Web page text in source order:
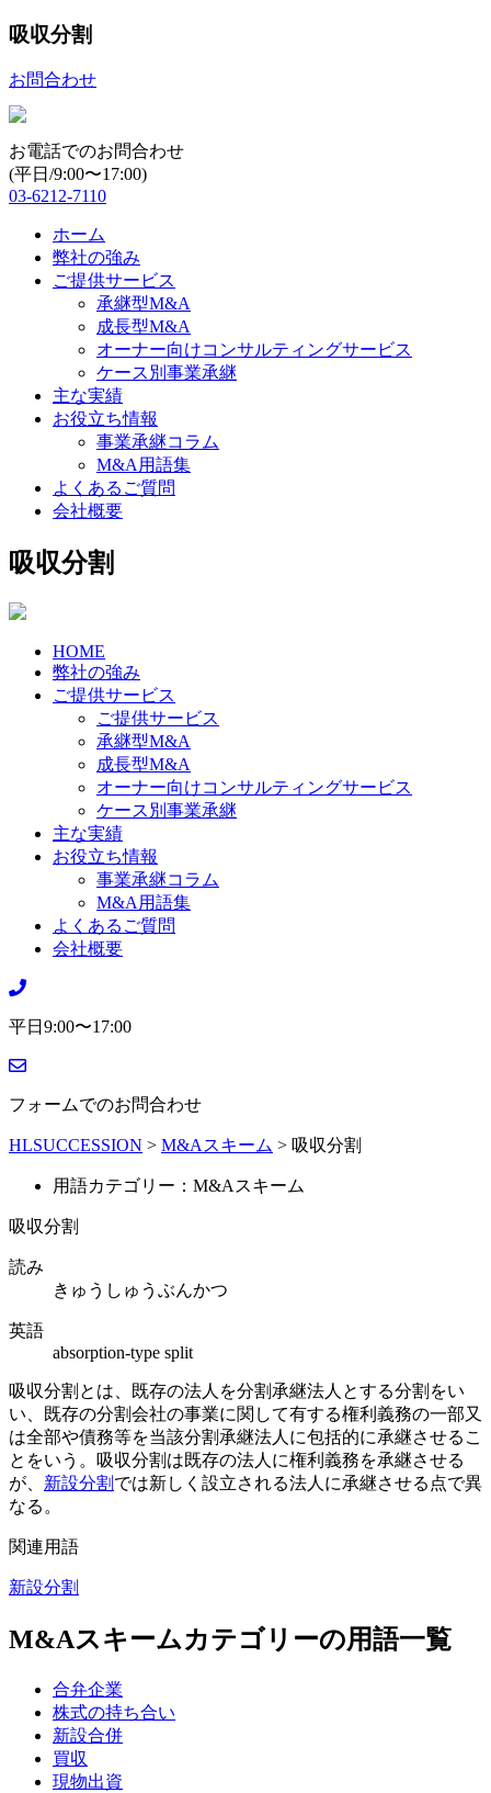
吸収分割
お問合わせ
お電話でのお問合わせ
(平日/9:00〜17:00)
03-6212-7110
ホーム
弊社の強み
ご提供サービス
承継型M&A
成長型M&A
オーナー向けコンサルティングサービス
ケース別事業承継
主な実績
お役立ち情報
事業承継コラム
M&A用語集
よくあるご質問
会社概要
吸収分割
HOME
弊社の強み
ご提供サービス
ご提供サービス
承継型M&A
成長型M&A
オーナー向けコンサルティングサービス
ケース別事業承継
主な実績
お役立ち情報
事業承継コラム
M&A用語集
よくあるご質問
会社概要
平日9:00〜17:00
フォームでのお問合わせ
HLSUCCESSION > M&Aスキーム > 吸収分割
用語カテゴリー：M&Aスキーム
吸収分割
読み
きゅうしゅうぶんかつ
英語
absorption-type split
吸収分割とは、既存の法人を分割承継法人とする分割をい
い、既存の分割会社の事業に関して有する権利義務の一部又
は全部や債務等を当該分割承継法人に包括的に承継させるこ
とをいう。吸収分割は既存の法人に権利義務を承継させる
が、 新設分割 では新しく設立される法人に承継させる点で異
なる。
関連用語
新設分割
M&Aスキームカテゴリーの用語一覧
合弁企業
株式の持ち合い
新設合併
買収
現物出資